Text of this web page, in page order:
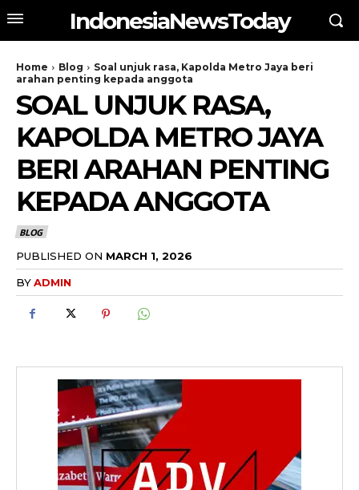
IndonesiaNewsToday
Home Blog
Soal unjuk rasa, Kapolda Metro Jaya beri
arahan penting kepada anggota
SOAL UNJUK RASA,
KAPOLDA METRO JAYA
BERI ARAHAN PENTING
KEPADA ANGGOTA
BLOG
PUBLISHED ON MARCH 1, 2026
BYADMIN